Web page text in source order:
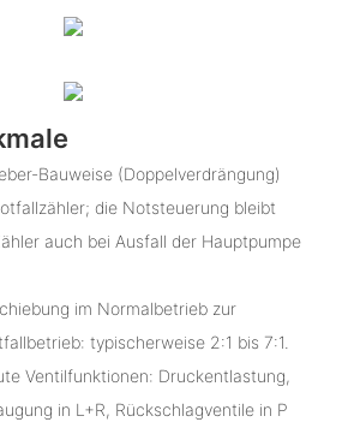
Bauweise (Doppelverdrängung)
die Notsteuerung bleibt
auch bei Ausfall der Hauptpumpe
im Normalbetrieb zur
typischerweise 2:1 bis 7:1.
Ventilfunktionen: Druckentlastung,
in L+R, Rückschlagventile in P